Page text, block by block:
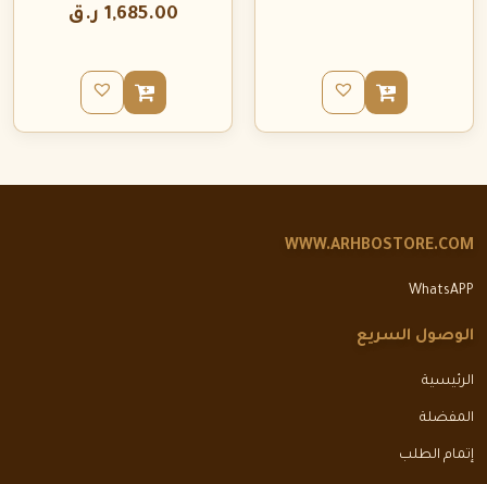
1,685.00 ر.ق
WWW.ARHBOSTORE.COM
WhatsAPP
الوصول السريع
الرئيسية
المفضلة
إتمام الطلب